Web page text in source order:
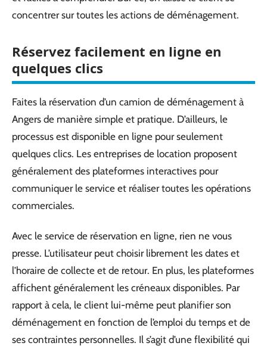
concentrer sur toutes les actions de déménagement.
Réservez facilement en ligne en
quelques clics
Faites la réservation d’un camion de déménagement à
Angers de manière simple et pratique. D’ailleurs, le
processus est disponible en ligne pour seulement
quelques clics. Les entreprises de location proposent
généralement des plateformes interactives pour
communiquer le service et réaliser toutes les opérations
commerciales.
Avec le service de réservation en ligne, rien ne vous
presse. L’utilisateur peut choisir librement les dates et
l’horaire de collecte et de retour. En plus, les plateformes
affichent généralement les créneaux disponibles. Par
rapport à cela, le client lui-même peut planifier son
déménagement en fonction de l’emploi du temps et de
ses contraintes personnelles. Il s’agit d’une flexibilité qui